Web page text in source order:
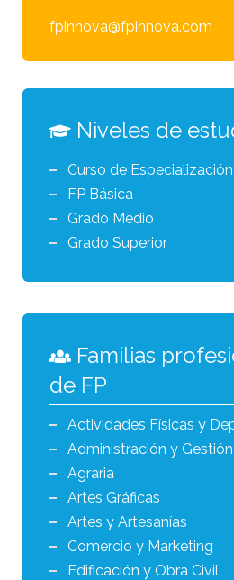
fpinnova@fpinnova.com
Niveles de
Curso de Especialización
FP Básica
Grado Medio
Grado Superior
Familias
de FP
Actividades Físicas y
Administración y Gestión
Agraria
Artes Gráficas
Artes y Artesanías
Comercio y Marketing
Edificación y Obra Civil